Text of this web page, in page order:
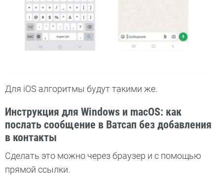
Для iOS алгоритмы будут такими же.
Инструкция для Windows и macOS: как
послать сообщение в Ватсап без добавления
в контакты
Сделать это можно через браузер и с помощью
прямой ссылки.